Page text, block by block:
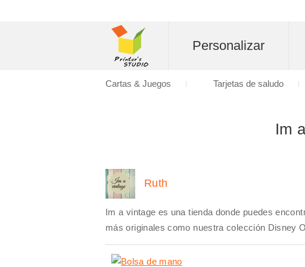
Personalizar
Cartas & Juegos Tarjetas de saludo
Im
Ruth
Im a vintage es una tienda donde puedes
más originales como nuestra colección Disney